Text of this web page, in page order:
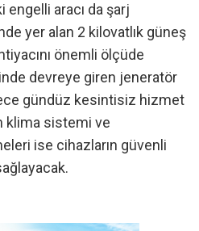
engelli aracı da şarj
yer alan 2 kilovatlık güneş
önemli ölçüde
devreye giren jeneratör
gündüz kesintisiz hizmet
klima sistemi ve
ise cihazların güvenli